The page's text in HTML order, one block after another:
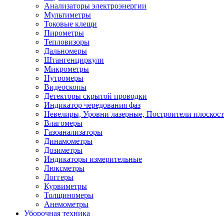
Анализаторы электроэнергии
Мультиметры
Токовые клещи
Пирометры
Тепловизоры
Дальномеры
Штангенциркули
Микрометры
Нутромеры
Видеоскопы
Детекторы скрытой проводки
Индикатор чередования фаз
Невелиры, Уровни лазерные, Построители
Влагомеры
Газоанализаторы
Динамометры
Дозиметры
Индикаторы измерительные
Люксметры
Логгеры
Курвиметры
Толщиномеры
Анемометры
Уборочная техника